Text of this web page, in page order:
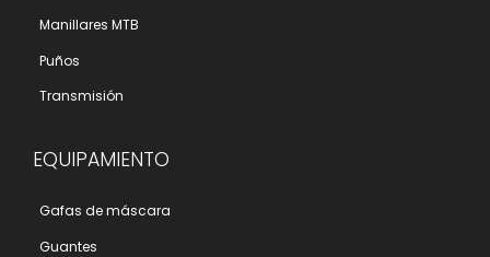
Manillares MTB
Puños
Transmisión
EQUIPAMIENTO
Gafas de máscara
Guantes